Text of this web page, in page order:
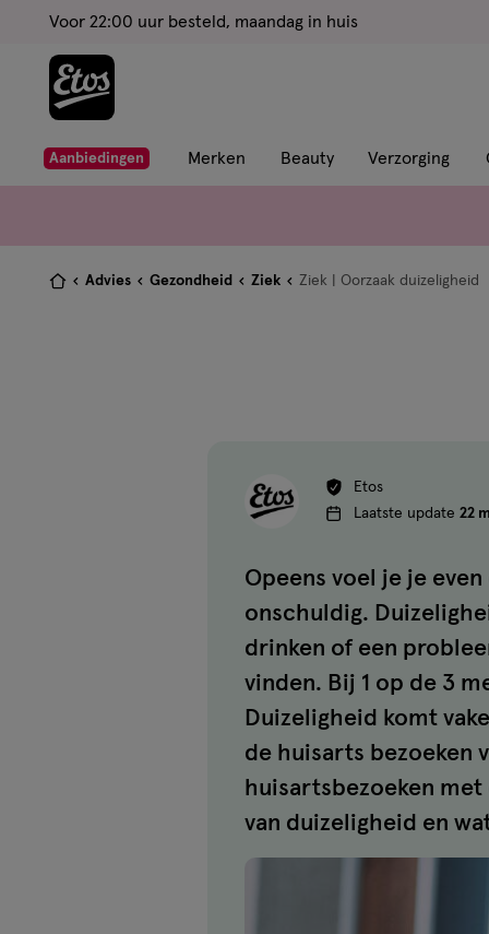
ga
de
hoofd
ga
naar
Voor 22:00 uur besteld, maandag in huis
Aanbiedingen Merken Beauty Verzorging
Je
Advies Gezondheid Ziek Ziek | Oorzaak duizeligheid
Etos
Laatste update 22
Opeens voel je je
onschuldig.
drinken of een
vinden. Bij 1 op de 3
Duizeligheid komt
de huisarts bezoeken
huisartsbezoeken
van duizeligheid en